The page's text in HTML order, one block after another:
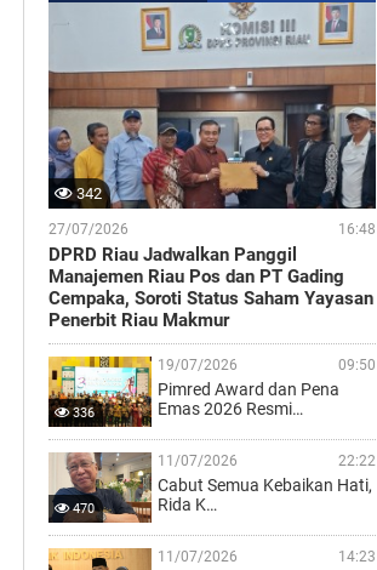
342
27/07/2026 16:48
DPRD Riau Jadwalkan Panggil
Manajemen Riau Pos dan PT Gading
Cempaka, Soroti Status Saham Yayasan
Penerbit Riau Makmur
336
19/07/2026 09:50
Pimred Award dan Pena
Emas 2026 Resmi…
470
11/07/2026 22:22
Cabut Semua Kebaikan Hati,
Rida K…
11/07/2026 14:23